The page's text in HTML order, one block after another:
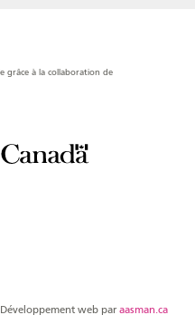
grâce à la collaboration de
Développement web paraasman.ca